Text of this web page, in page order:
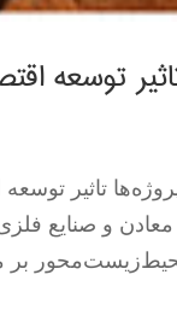
توسعه
تاثیر
و صنایع